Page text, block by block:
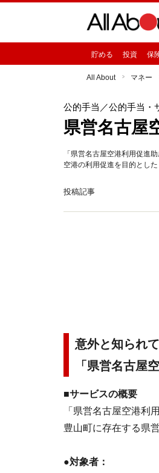
貯める 投資 保
All About マネー
公的手当 ／公的手当・
県営名古屋
「県営名古屋空港利用促進
空港の利用促進を目的とした
投稿記事
意外と知られ
「県営名古屋
■サービスの概要
「県営名古屋空港利
豊山町に存在する県
●対象者：